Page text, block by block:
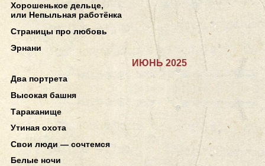
Хорошенькое дельце,
или Непыльная работёнка
Страницы про любовь
Эрнани
ИЮНЬ 2025
Два портрета
Высокая башня
Тараканище
Утиная охота
Свои люди — сочтемся
Белые ночи